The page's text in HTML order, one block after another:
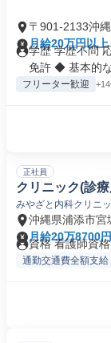
〒901-2133沖
月給20万円以上
学歴 学歴不問
免許 ◆ 基本的な
フリーター歓迎
正社員
クリニック(診
みやざと内科クリニ
沖縄県浦添市宮
月給20万8700
資格 看護師資
通勤交通費全額支給